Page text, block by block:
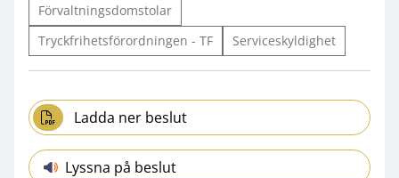
Förvaltningsdomstolar
Tryckfrihetsförordningen - TF
Serviceskyldighet
Ladda ner beslut
Lyssna på beslut